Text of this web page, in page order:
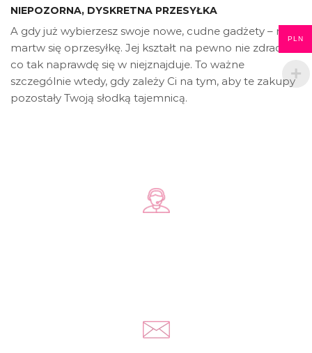
NIEPOZORNA, DYSKRETNA PRZESYŁKA
A gdy już wybierzesz swoje nowe, cudne gadżety – nie
martw się oprzesyłkę. Jej kształt na pewno nie zdradzi,
co tak naprawdę się w niejznajduje. To ważne
szczególnie wtedy, gdy zależy Ci na tym, aby te zakupy
pozostały Twoją słodką tajemnicą.
PLN